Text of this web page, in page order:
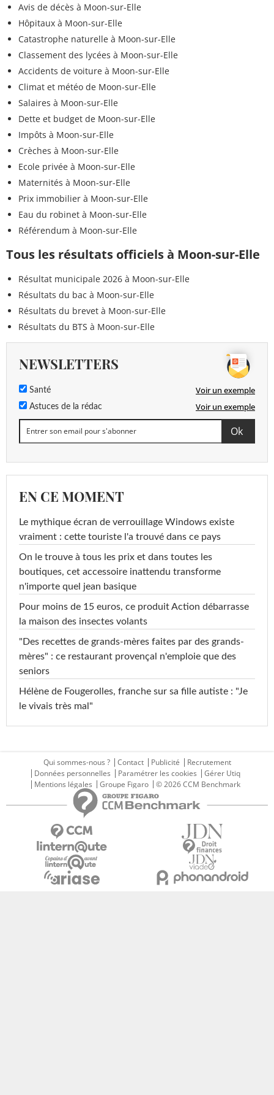
Avis de décès à Moon-sur-Elle
Hôpitaux à Moon-sur-Elle
Catastrophe naturelle à Moon-sur-Elle
Classement des lycées à Moon-sur-Elle
Accidents de voiture à Moon-sur-Elle
Climat et météo de Moon-sur-Elle
Salaires à Moon-sur-Elle
Dette et budget de Moon-sur-Elle
Impôts à Moon-sur-Elle
Crèches à Moon-sur-Elle
Ecole privée à Moon-sur-Elle
Maternités à Moon-sur-Elle
Prix immobilier à Moon-sur-Elle
Eau du robinet à Moon-sur-Elle
Référendum à Moon-sur-Elle
Tous les résultats officiels à Moon-sur-Elle
Résultat municipale 2026 à Moon-sur-Elle
Résultats du bac à Moon-sur-Elle
Résultats du brevet à Moon-sur-Elle
Résultats du BTS à Moon-sur-Elle
NEWSLETTERS
Santé Voir un exemple
Astuces de la rédac Voir un exemple
EN CE MOMENT
Le mythique écran de verrouillage Windows existe
vraiment : cette touriste l'a trouvé dans ce pays
On le trouve à tous les prix et dans toutes les
boutiques, cet accessoire inattendu transforme
n'importe quel jean basique
Pour moins de 15 euros, ce produit Action débarrasse
la maison des insectes volants
"Des recettes de grands-mères faites par des grands-
mères" : ce restaurant provençal n'emploie que des
seniors
Hélène de Fougerolles, franche sur sa fille autiste : "Je
le vivais très mal"
Qui sommes-nous ? Contact Publicité
Recrutement
Données personnelles
Paramétrer les cookies
Gérer Utiq
Mentions légales
Groupe Figaro © 2026 CCM Benchmark